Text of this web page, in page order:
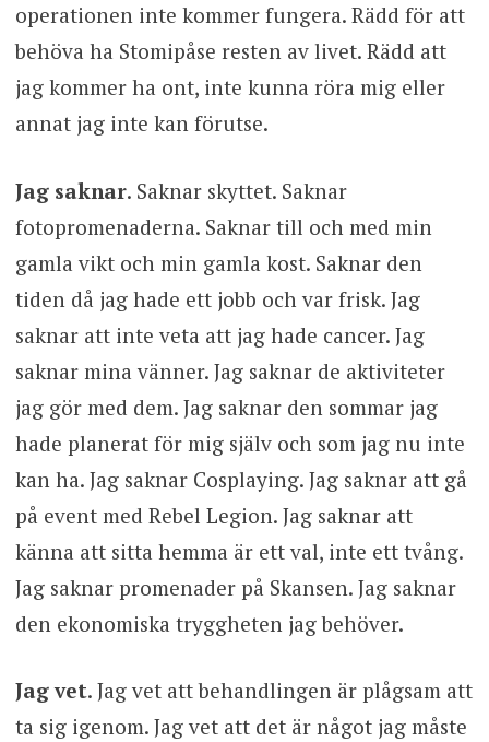
operationen inte kommer fungera. Rädd för att
behöva ha Stomipåse resten av livet. Rädd att
jag kommer ha ont, inte kunna röra mig eller
annat jag inte kan förutse.
Jag saknar. Saknar skyttet. Saknar
fotopromenaderna. Saknar till och med min
gamla vikt och min gamla kost. Saknar den
tiden då jag hade ett jobb och var frisk. Jag
saknar att inte veta att jag hade cancer. Jag
saknar mina vänner. Jag saknar de aktiviteter
jag gör med dem. Jag saknar den sommar jag
hade planerat för mig själv och som jag nu inte
kan ha. Jag saknar Cosplaying. Jag saknar att gå
på event med Rebel Legion. Jag saknar att
känna att sitta hemma är ett val, inte ett tvång.
Jag saknar promenader på Skansen. Jag saknar
den ekonomiska tryggheten jag behöver.
Jag vet. Jag vet att behandlingen är plågsam att
ta sig igenom. Jag vet att det är något jag måste